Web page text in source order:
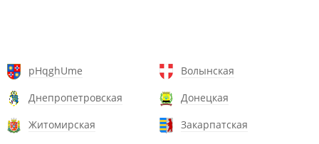
pHqghUme
Волынская
Днепропетровская
Донецкая
Житомирская
Закарпатская